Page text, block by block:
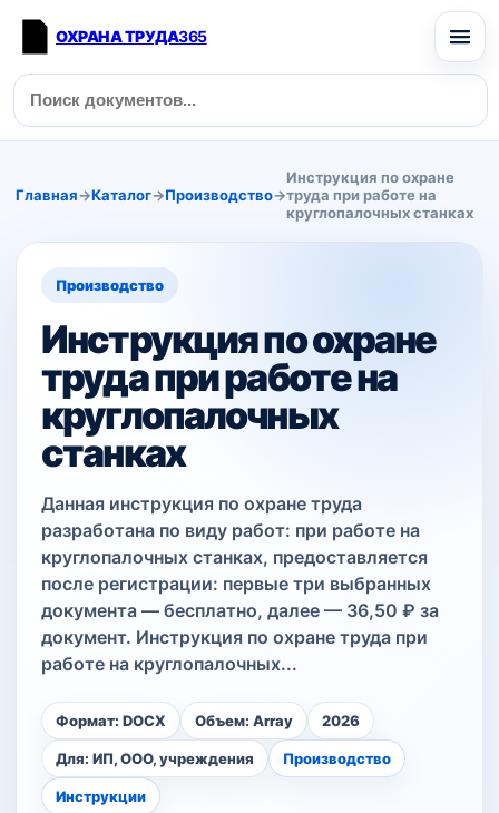
ОХРАНА ТРУДА365
Главная→Каталог→Производство→
Инструкция по охране
труда при работе на
круглопалочных станках
Производство
Инструкция по охране
труда при работе на
круглопалочных
станках
Данная инструкция по охране труда
разработана по виду работ: при работе на
круглопалочных станках, предоставляется
после регистрации: первые три выбранных
документа — бесплатно, далее — 36,50 ₽ за
документ. Инструкция по охране труда при
работе на круглопалочных...
Формат: DOCX Объем: Array 2026
Для: ИП, ООО, учреждения Производство
Инструкции